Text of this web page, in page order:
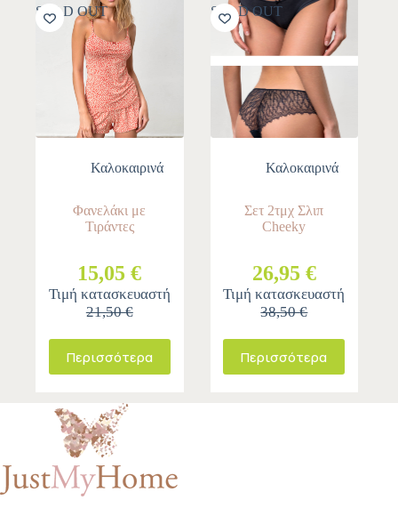
SOLD OUT
Καλοκαιρινά
Φανελάκι με
Τιράντες
15,05 €
Τιμή κατασκευαστή
21,50 €
Περισσότερα
SOLD OUT
Καλοκαιρινά
Σετ 2τμχ Σλιπ
Cheeky
26,95 €
Τιμή κατασκευαστή
38,50 €
Περισσότερα